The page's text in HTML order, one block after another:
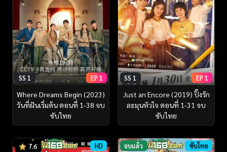
SS 1 EP 1
Where Dreams Begin (2023)
วันที่ฝันเริ่มต้น ตอนที่ 1-38 จบ
ซับไทย
SS 1 EP 1
Just an Encore (2019) ปิ๊งรัก
ละมุนหัวใจ ตอนที่ 1-31 จบ
ซับไทย
7.6 HD จบแล้ว ซับไทย